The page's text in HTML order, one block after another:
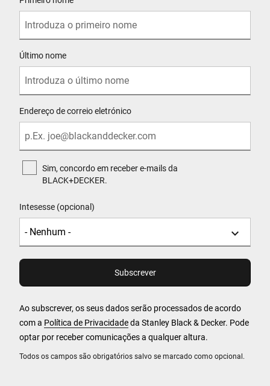
Todos os campos são obrigatórios salvo se marcado como opcional.
Último nome
Endereço de correio eletrónico
Sim, concordo em receber e-mails da
BLACK+DECKER.
Intesesse (opcional)
Ao subscrever, os seus dados serão processados de acordo
com a Política de Privacidadeda Stanley Black & Decker. Pode
optar por receber comunicações a qualquer altura.